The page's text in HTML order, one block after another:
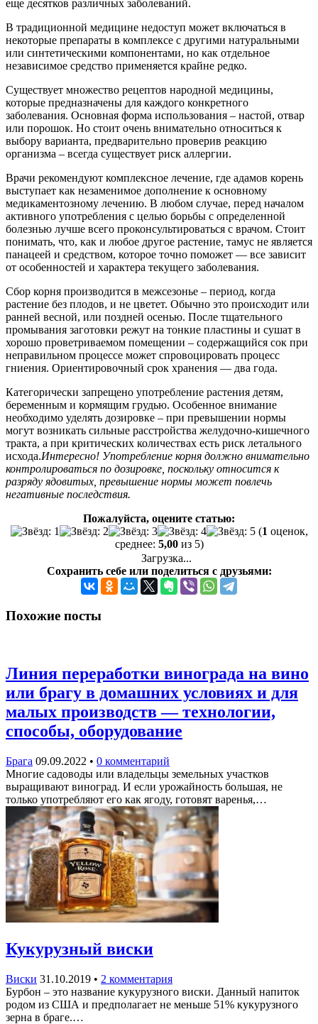
еще десятков различных заболеваний.
В традиционной медицине недоступ может включаться в
некоторые препараты в комплексе с другими натуральными
или синтетическими компонентами, но как отдельное
независимое средство применяется крайне редко.
Существует множество рецептов народной медицины,
которые предназначены для каждого конкретного
заболевания. Основная форма использования – настой, отвар
или порошок. Но стоит очень внимательно относиться к
выбору варианта, предварительно проверив реакцию
организма – всегда существует риск аллергии.
Врачи рекомендуют комплексное лечение, где адамов корень
выступает как незаменимое дополнение к основному
медикаментозному лечению. В любом случае, перед началом
активного употребления с целью борьбы с определенной
болезнью лучше всего проконсультироваться с врачом. Стоит
понимать, что, как и любое другое растение, тамус не является
панацеей и средством, которое точно поможет — все зависит
от особенностей и характера текущего заболевания.
Сбор корня производится в межсезонье – период, когда
растение без плодов, и не цветет. Обычно это происходит или
ранней весной, или поздней осенью. После тщательного
промывания заготовки режут на тонкие пластины и сушат в
хорошо проветриваемом помещении – содержащийся сок при
неправильном процессе может спровоцировать процесс
гниения. Ориентировочный срок хранения — два года.
Категорически запрещено употребление растения детям,
беременным и кормящим грудью. Особенное внимание
необходимо уделять дозировке – при превышении нормы
могут возникать сильные расстройства желудочно-кишечного
тракта, а при критических количествах есть риск летального
исхода.Интересно! Употребление корня должно внимательно
контролироваться по дозировке, поскольку относится к
разряду ядовитых, превышение нормы может повлечь
негативные последствия.
Пожалуйста, оцените статью:
(1оценок,
среднее: 5,00из 5)
Загрузка...
Сохранить себе или поделиться с друзьями:
Похожие посты
Линия переработки винограда на вино
или брагу в домашних условиях и для
малых производств — технологии,
способы, оборудование
Брага 09.09.2022 • 0 комментарий
Многие садоводы или владельцы земельных участков
выращивают виноград. И если урожайность большая, не
только употребляют его как ягоду, готовят варенья,…
Кукурузный виски
Виски 31.10.2019 • 2 комментария
Бурбон – это название кукурузного виски. Данный напиток
родом из США и предполагает не меньше 51% кукурузного
зерна в браге.…